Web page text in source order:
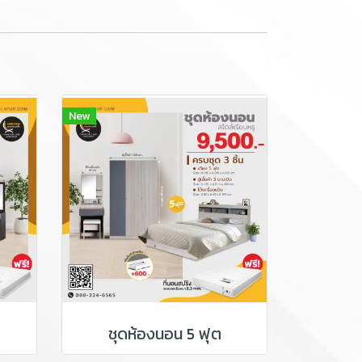
New
ชุดห้องนอน 5 ฟุต